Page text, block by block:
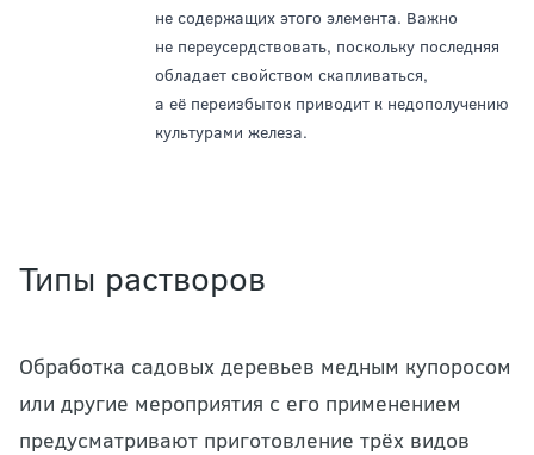
не содержащих этого элемента. Важно
не переусердствовать, поскольку последняя
обладает свойством скапливаться,
а её переизбыток приводит к недополучению
культурами железа.
Типы растворов
Обработка садовых деревьев медным купоросом
или другие мероприятия с его применением
предусматривают приготовление трёх видов